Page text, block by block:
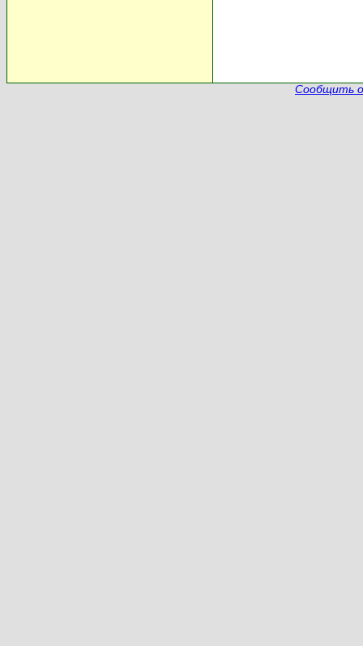
Сообщить о